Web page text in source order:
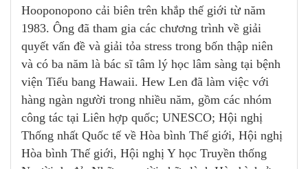
Hooponopono cải biên trên khắp thế giới từ năm
1983. Ông đã tham gia các chương trình về giải
quyết vấn đề và giải tỏa stress trong bốn thập niên
và có ba năm là bác sĩ tâm lý học lâm sàng tại bệnh
viện Tiểu bang Hawaii. Hew Len đã làm việc với
hàng ngàn người trong nhiều năm, gồm các nhóm
công tác tại Liên hợp quốc; UNESCO; Hội nghị
Thống nhất Quốc tế về Hòa bình Thế giới, Hội nghị
Hòa bình Thế giới, Hội nghị Y học Truyền thống